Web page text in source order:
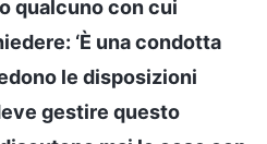
qualcuno con cui
‘È una condotta
le disposizioni
gestire questo